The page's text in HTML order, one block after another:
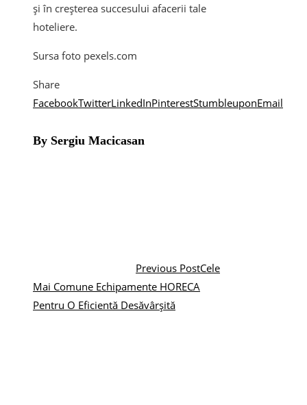
și în creșterea succesului afacerii tale
hoteliere.
Sursa foto pexels.com
Share
FacebookTwitterLinkedInPinterestStumbleuponEmail
By Sergiu Macicasan
Previous PostCele
Mai Comune Echipamente HORECA
Pentru O Eficientă Desăvârșită